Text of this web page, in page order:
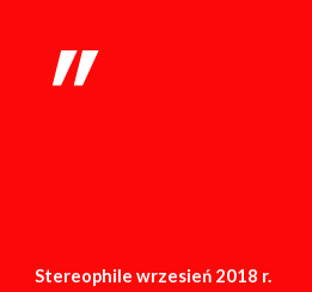
"
Stereophile wrzesień 2018 r.